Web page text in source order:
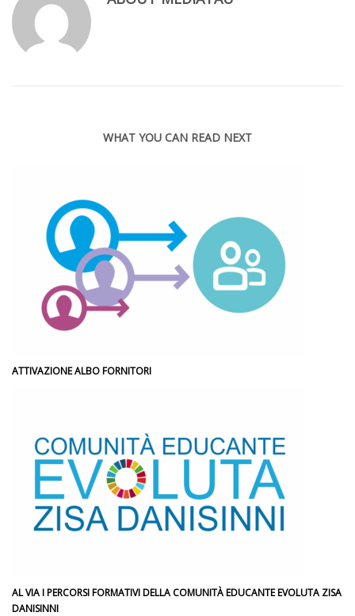
WHAT YOU CAN READ NEXT
ATTIVAZIONE ALBO FORNITORI
AL VIA I PERCORSI FORMATIVI DELLA COMUNITÀ EDUCANTE EVOLUTA ZISA
DANISINNI